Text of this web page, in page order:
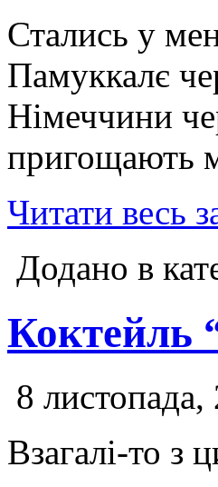
Стались у
Памуккалє
Німеччини
пригощають
Читати весь
Додано в
Коктейль
8 листопада,
Взагалі-то з